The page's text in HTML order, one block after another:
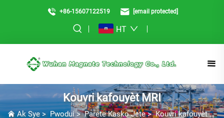
+86-15607122519 [email protected]
HT
Kouvri kafouyèt MRI
Ak Sye> Pwodui>Parete Kasko Jete>Kouvri kafouyèt MRI